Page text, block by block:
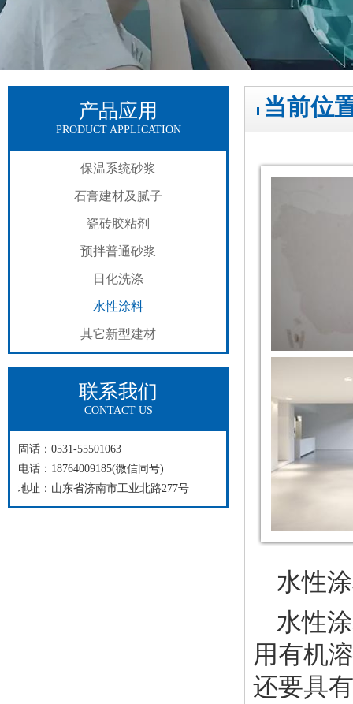
当前位
水性
水性
用有机
还要具
产品应用
PRODUCT APPLICATION
保温系统砂浆
石膏建材及腻子
瓷砖胶粘剂
预拌普通砂浆
日化洗涤
水性涂料
其它新型建材
联系我们
CONTACT US
固话：0531-55501063
电话：18764009185(微信同号)
地址：山东省济南市工业北路277号